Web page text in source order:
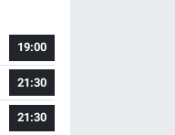
19:00
21:30
21:30